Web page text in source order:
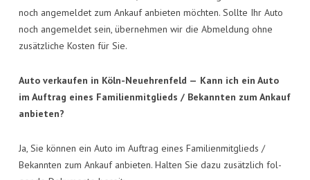
noch ange­mel­det zum Ankauf anbie­ten möch­ten. Soll­te Ihr Auto
noch ange­mel­det sein, über­neh­men wir die Abmel­dung ohne
zusätz­li­che Kos­ten für Sie.
Auto ver­kau­fen in Köln-Neueh­ren­feld — Kann ich ein Auto
im Auf­trag eines Fami­li­en­mit­glieds / Bekann­ten zum Ankauf
anbieten?
Ja, Sie kön­nen ein Auto im Auf­trag eines Fami­li­en­mit­glieds /
Bekann­ten zum Ankauf anbie­ten. Hal­ten Sie dazu zusätz­lich fol­